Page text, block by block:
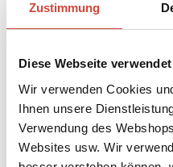
Zustimmung
Diese Webseite
Wir verwenden Cookies
Ihnen unsere
Verwendung des
Websites usw. Wir